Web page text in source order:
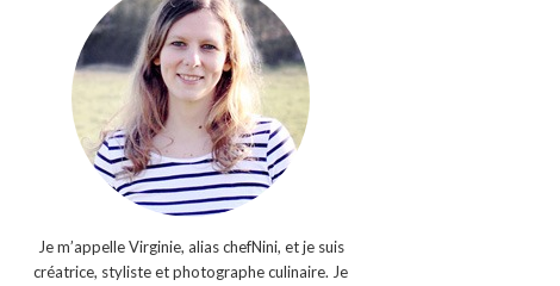
Je m’appelle Virginie, alias chefNini, et je suis
créatrice, styliste et photographe culinaire. Je